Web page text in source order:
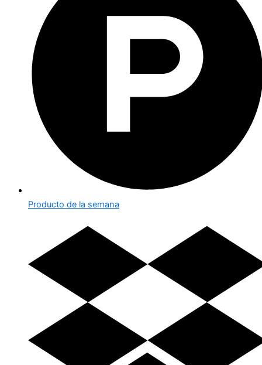
Producto de la semana